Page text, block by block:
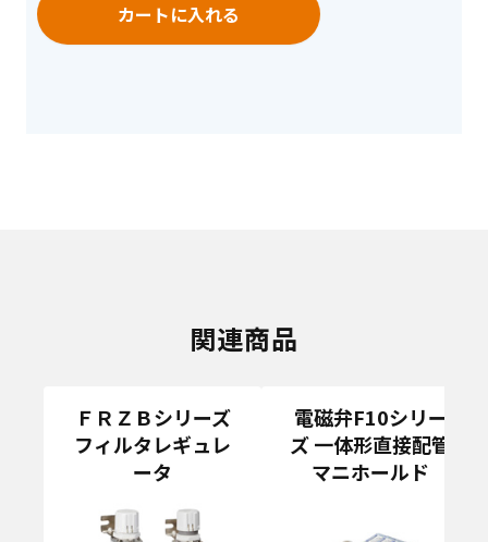
カートに入れる
関連商品
ＦＲＺＢシリーズ
フィルタレギュレ
ータ
電磁弁F10シリー
ズ 一体形直接配管
マニホールド